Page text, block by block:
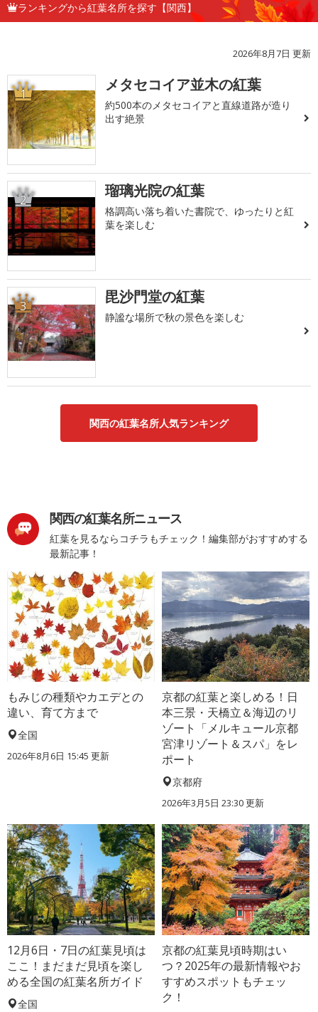
ランキングから紅葉名所を探す【関西】
2026年8月7日 更新
1 メタセコイア並木の紅葉
約500本のメタセコイアと直線道路が造り
出す絶景
2 瑠璃光院の紅葉
格調高い落ち着いた書院で、ゆったりと紅
葉を楽しむ
3 毘沙門堂の紅葉
静謐な場所で秋の景色を楽しむ
関西の紅葉名所人気ランキング
関西の紅葉名所ニュース
紅葉を見るならコチラもチェック！編集部がおすすめする
最新記事！
もみじの種類やカエデとの
違い、育て方まで
全国
2026年8月6日 15:45 更新
京都の紅葉と楽しめる！日
本三景・天橋立＆海辺のリ
ゾート「メルキュール京都
宮津リゾート＆スパ」をレ
ポート
京都府
2026年3月5日 23:30 更新
12月6日・7日の紅葉見頃は
ここ！まだまだ見頃を楽し
める全国の紅葉名所ガイド
全国
京都の紅葉見頃時期はい
つ？2025年の最新情報やお
すすめスポットもチェッ
ク！